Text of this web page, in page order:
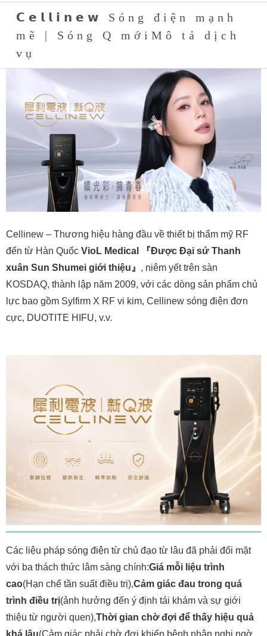
𝗖𝗲𝗹𝗹𝗶𝗻𝗲𝘄 Sóng điện mạnh
mẽ | Sóng Q mớiMô tả dịch
vụ
Cellinew – Thương hiệu hàng đầu về thiết bị thẩm mỹ RF
đến từ Hàn Quốc VioL Medical 『Được Đại sứ Thanh
xuân Sun Shumei giới thiệu』 , niêm yết trên sàn
KOSDAQ, thành lập năm 2009, với các dòng sản phẩm chủ
lực bao gồm Sylfirm X RF vi kim, Cellinew sóng điện đơn
cực, DUOTITE HIFU, v.v.
Các liệu pháp sóng điện từ chủ đạo từ lâu đã phải đối mặt
với ba thách thức lâm sàng chính:Giá mỗi liệu trình
cao(Hạn chế tần suất điều trị),Cảm giác đau trong quá
trình điều trị(ảnh hưởng đến ý định tái khám và sự giới
thiệu từ người quen),Thời gian chờ đợi để thấy hiệu quả
khá lâu(Cảm giác phải chờ đợi khiến bệnh nhân nghi ngờ